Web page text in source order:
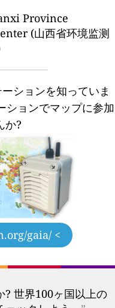
Province
(山西省环境监测
ションを知っていま
ションでマップに参加
か?
gaia/ <
? 世界100ヶ国以上の